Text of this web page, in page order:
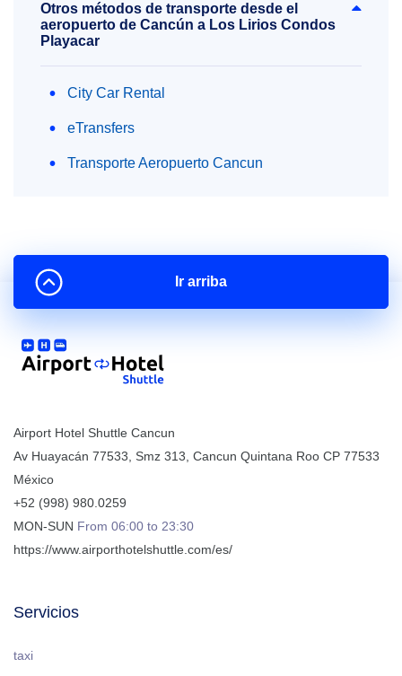
Otros métodos de transporte desde el
aeropuerto de Cancún a Los Lirios Condos
Playacar
City Car Rental
eTransfers
Transporte Aeropuerto Cancun
Airport Hotel Shuttle Cancun
Av Huayacán 77533, Smz 313 Cancun Quintana Roo CP 77533
México
+52 (998) 980.0259
MON-SUN From 06:00 to 23:30
https://www.airporthotelshuttle.com/es/
Servicios
taxi
Ir arriba